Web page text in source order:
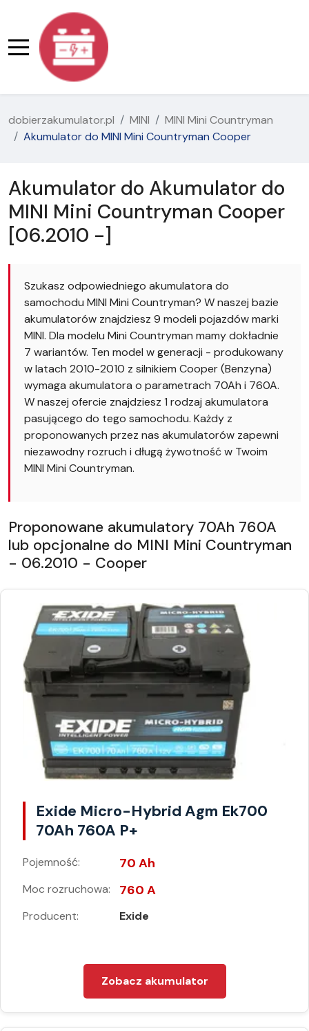
dobierzakumulator.pl MINI
MINI Mini Countryman
Akumulator do MINI Mini Countryman Cooper
Akumulator do Akumulator do
MINI Mini Countryman Cooper
[06.2010 -]
Szukasz odpowiedniego akumulatora do
samochodu MINI Mini Countryman? W naszej bazie
akumulatorów znajdziesz 9 modeli pojazdów marki
MINI. Dla modelu Mini Countryman mamy dokładnie
7 wariantów. Ten model w generacji - produkowany
w latach 2010-2010 z silnikiem Cooper (Benzyna)
wymaga akumulatora o parametrach 70Ah i 760A.
W naszej ofercie znajdziesz 1 rodzaj akumulatora
pasującego do tego samochodu. Każdy z
proponowanych przez nas akumulatorów zapewni
niezawodny rozruch i długą żywotność w Twoim
MINI Mini Countryman.
Proponowane akumulatory 70Ah 760A
lub opcjonalne do MINI Mini Countryman
- 06.2010 - Cooper
Exide Micro-Hybrid Agm Ek700
70Ah 760A P+
Pojemność: 70 Ah
Moc rozruchowa: 760 A
Producent: Exide
Zobacz akumulator